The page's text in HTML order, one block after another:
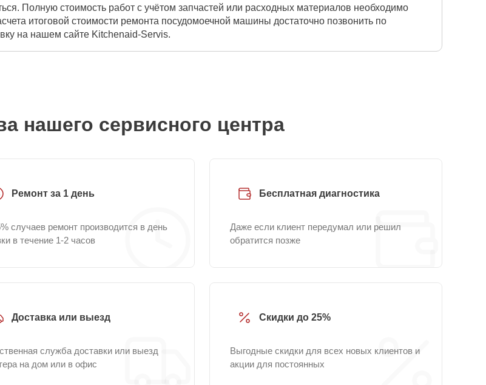
Полную стоимость работ с учётом запчастей или расходных материалов необходимо
итоговой стоимости ремонта посудомоечной машины достаточно позвонить по
на нашем сайте Kitchenaid-Servis.
нашего сервисного центра
Ремонт за 1 день
случаев ремонт производится в день
в течение 1-2 часов
Бесплатная диагностика
Даже если клиент передумал или решил
обратится позже
Доставка или выезд
служба доставки или выезд
на дом или в офис
Скидки до 25%
Выгодные скидки для всех новых клиентов и
акции для постоянных